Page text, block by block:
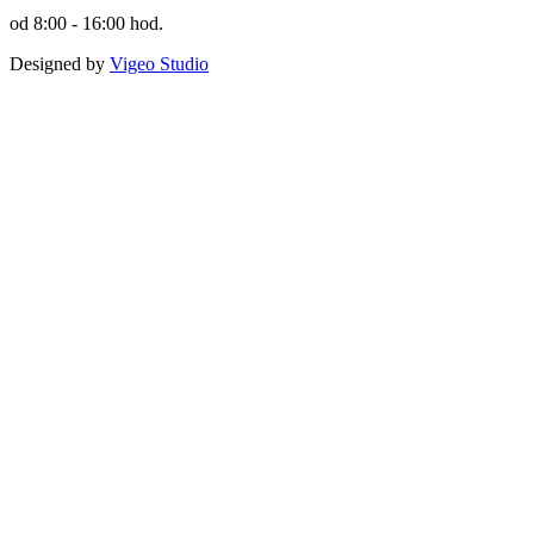
od 8:00 - 16:00 hod.
Designed by Vigeo Studio